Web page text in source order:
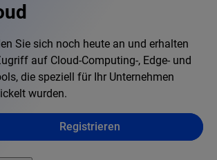
Sie sich noch heute an und erhalten
auf Cloud-Computing-, Edge- und
die speziell für Ihr Unternehmen
wurden.
Registrieren